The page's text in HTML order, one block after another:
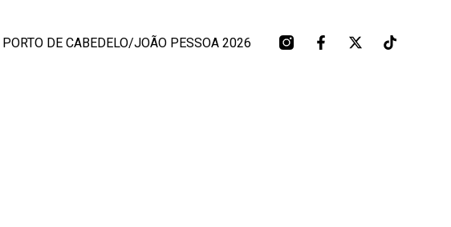
DE CABEDELO/JOÃO PESSOA 2026